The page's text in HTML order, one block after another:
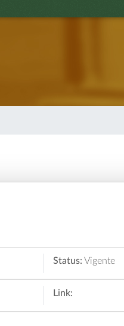
Status: Vigente
Link: